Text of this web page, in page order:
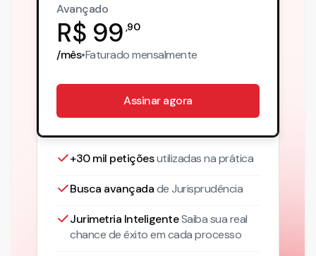
Avançado
R$ 99 ,90
/mês•Faturadomensalmente
Assinar agora
+30 mil petiçõesutilizadas na prática
Busca avançadade Jurisprudência
Jurimetria InteligenteSaiba sua real
chance de êxito em cada processo